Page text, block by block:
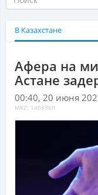
В Казахстане
Афера на
Астане
00:40, 20 июня
MKZ: 1488969